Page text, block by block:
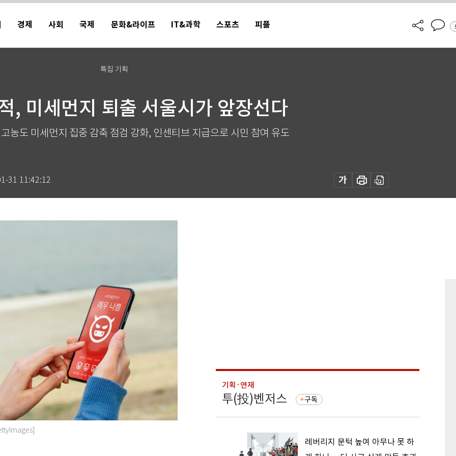
경제 사회 국제 문화&라이프 IT&과학 스포츠 피플
특집 기획
, 미세먼지 퇴출 서울시가 앞장선다
고농도 미세먼지 집중 감축 점검 강화, 인센티브 지급으로 시민 참여 유도
31 11:42:12
기획·연재
투(投)벤저스 구독
레버리지 문턱 높여 아무나 못 하